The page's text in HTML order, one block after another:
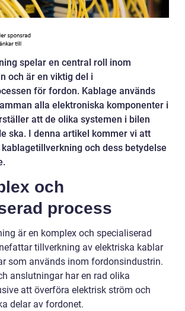
spelar en central roll inom
och är en viktig del i
för fordon. Kablage används
alla elektroniska komponenter i
att de olika systemen i bilen
ska. I denna artikel kommer vi att
och dess betydelse
och
process
är en komplex och specialiserad
tillverkning av elektriska kablar
som används inom fordonsindustrin.
anslutningar har en rad olika
att överföra elektrisk ström och
delar av fordonet.